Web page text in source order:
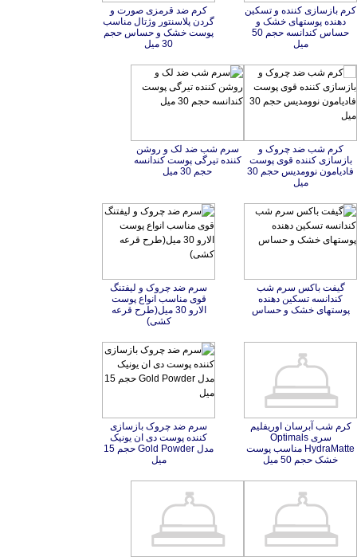
کرم بازسازی کننده و تسکین
دهنده پوستهای خشک و
حساس کندانسه حجم 50
میل
کرم ضد قرمزی صورت و
گردن پلاسنتور وژتال مناسب
پوست خشک و حساس حجم
30 میل
کرم شب ضد چروک و
بازسازی کننده قوی پوست
فادیامون نوومدیس حجم 30
میل
سرم شب ضد لک و روشن
کننده تیرگی پوست کندانسه
حجم 30 میل
گيفت باكس سرم شب
کندانسه تسكين دهنده
پوستهای خشک و حساس
سرم ضد چروک و لیفتنگ
قوی مناسب انواع پوست
الارو 30 میل(طرح قرعه
کشی)
کرم شب آبرسان اوریفلیم
سری Optimals
HydraMatte مناسب پوست
خشک حجم 50 میل
سرم ضد چروک بازسازی
کننده پوست دی ان یونیک
مدل Gold Powder حجم 15
میل